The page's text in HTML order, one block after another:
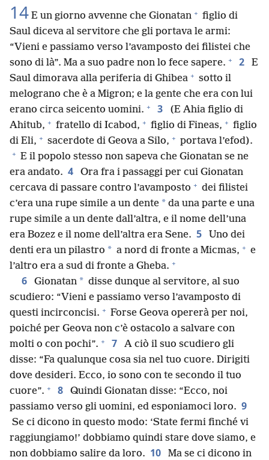
14 E un giorno avvenne che Gionatan + figlio di
Saul diceva al servitore che gli portava le armi:
“Vieni e passiamo verso l’avamposto dei filistei che
sono di là”. Ma a suo padre non lo fece sapere. + 2
E
Saul dimorava alla periferia di Ghibea + sotto il
melograno che è a Migron; e la gente che era con lui
erano circa seicento uomini. + 3
(E Ahia figlio di
Ahitub, + fratello di Icabod, + figlio di Fineas, + figlio
di Eli, + sacerdote di Geova a Silo, + portava l’efod).
+ E il popolo stesso non sapeva che Gionatan se ne
era andato. 4
Ora fra i passaggi per cui Gionatan
cercava di passare contro l’avamposto + dei filistei
c’era una rupe simile a un dente * da una parte e una
rupe simile a un dente dall’altra, e il nome dell’una
era Bozez e il nome dell’altra era Sene. 5
Uno dei
denti era un pilastro * a nord di fronte a Micmas, + e
l’altro era a sud di fronte a Gheba. +
6 Gionatan * disse dunque al servitore, al suo
scudiero: “Vieni e passiamo verso l’avamposto di
questi incirconcisi. + Forse Geova opererà per noi,
poiché per Geova non c’è ostacolo a salvare con
molti o con pochi”. + 7
A ciò il suo scudiero gli
disse: “Fa qualunque cosa sia nel tuo cuore. Dirigiti
dove desideri. Ecco, io sono con te secondo il tuo
cuore”. + 8
Quindi Gionatan disse: “Ecco, noi
passiamo verso gli uomini, ed esponiamoci loro. 9
Se ci dicono in questo modo: ‘State fermi finché vi
raggiungiamo!’ dobbiamo quindi stare dove siamo, e
non dobbiamo salire da loro. 10
Ma se ci dicono in